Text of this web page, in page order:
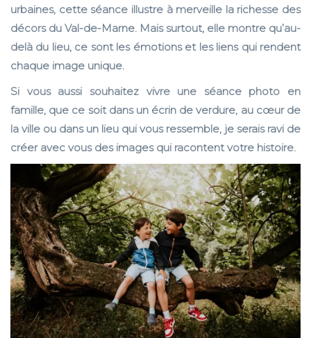
urbaines, cette séance illustre à merveille la richesse des
décors du Val-de-Marne. Mais surtout, elle montre qu’au-
delà du lieu, ce sont les émotions et les liens qui rendent
chaque image unique.
Si vous aussi souhaitez vivre une séance photo en
famille, que ce soit dans un écrin de verdure, au cœur de
la ville ou dans un lieu qui vous ressemble, je serais ravi de
créer avec vous des images qui racontent votre histoire.